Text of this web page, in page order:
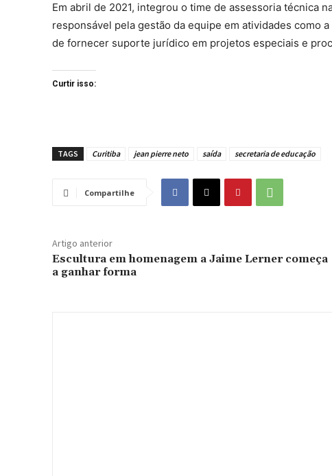
Em abril de 2021, integrou o time de assessoria técnica
responsável pela gestão da equipe em atividades como
de fornecer suporte jurídico em projetos especiais e
Curtir isso:
TAGS Curitiba jean pierre neto saída secretaria de educação
Compartilhe
Artigo anterior
Escultura em homenagem a Jaime Lerner começa
a ganhar forma